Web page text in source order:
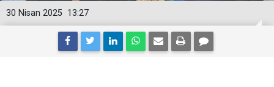
13:27
30 Nisan 2025